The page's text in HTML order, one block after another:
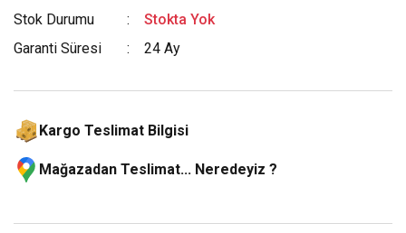
Stok Durumu
Stokta Yok
Garanti Süresi
24 Ay
Kargo Teslimat Bilgisi
Mağazadan Teslimat... Neredeyiz ?